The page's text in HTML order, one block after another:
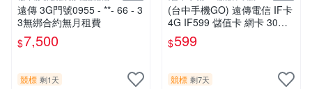
賣店1
遠傳 3G門號0955 - **- 66 - 3
3無綁合約無月租費
$7,500
競標 剩1天
我
(台中手機GO) 遠傳電信 IF卡
4G IF599 儲值卡 網卡 30天
（限外籍人士號碼專用！
$599
競標 剩7天